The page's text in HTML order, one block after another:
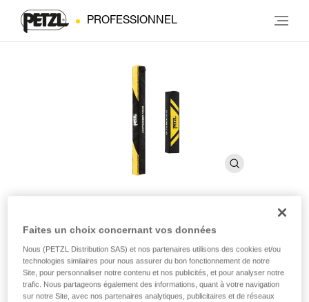
PROFESSIONNEL
Pochette ASAP'SORBER
AXESS
Pochette de rechange pour absorbeur d'énergie
Faites un choix concernant vos données
Nous (PETZL Distribution SAS) et nos partenaires utilisons des cookies et/ou
technologies similaires pour nous assurer du bon fonctionnement de notre
Site, pour personnaliser notre contenu et nos publicités, et pour analyser notre
trafic. Nous partageons également des informations, quant à votre navigation
sur notre Site, avec nos partenaires analytiques, publicitaires et de réseaux